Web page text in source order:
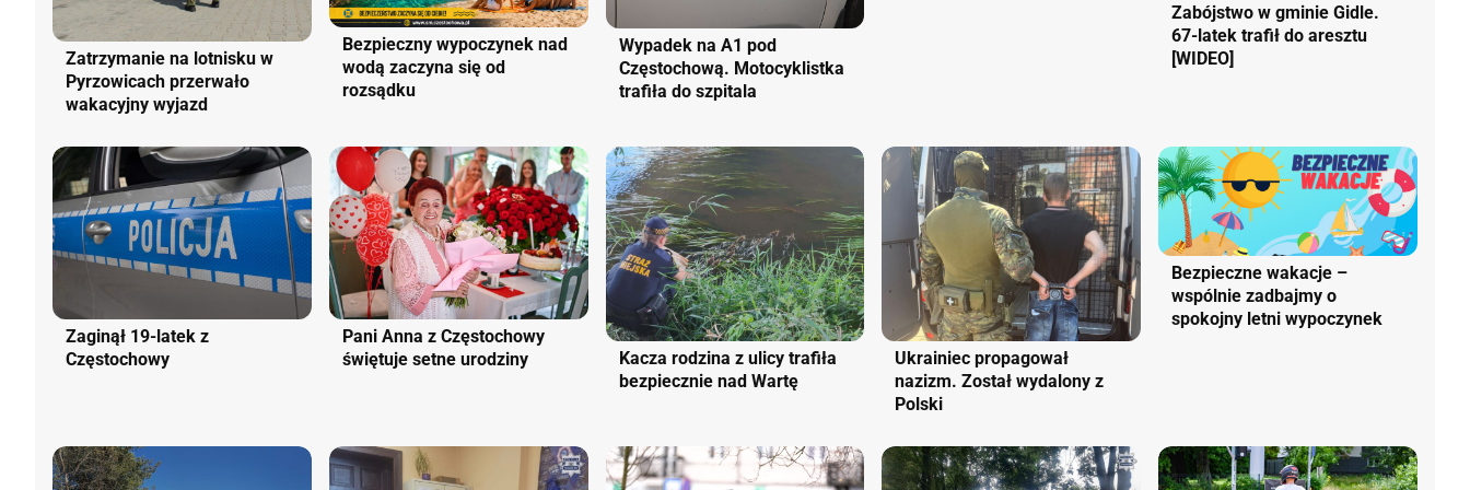
Zatrzymanie na lotnisku w
Pyrzowicach przerwało
wakacyjny wyjazd
Bezpieczny wypoczynek nad
wodą zaczyna się od
rozsądku
Wypadek na A1 pod
Częstochową. Motocyklistka
trafiła do szpitala
Zabójstwo w gminie Gidle.
67-latek trafił do aresztu
[WIDEO]
Zaginął 19-latek z
Częstochowy
Pani Anna z Częstochowy
świętuje setne urodziny
Kacza rodzina z ulicy trafiła
bezpiecznie nad Wartę
Ukrainiec propagował
nazizm. Został wydalony z
Polski
Bezpieczne wakacje –
wspólnie zadbajmy o
spokojny letni wypoczynek